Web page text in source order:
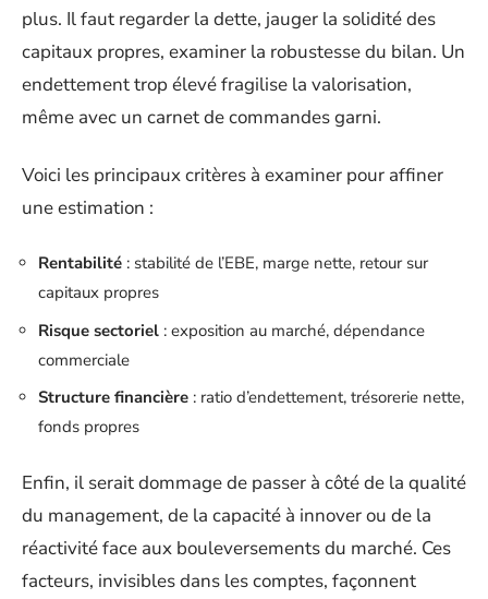
plus. Il faut regarder la dette, jauger la solidité des
capitaux propres, examiner la robustesse du bilan. Un
endettement trop élevé fragilise la valorisation,
même avec un carnet de commandes garni.
Voici les principaux critères à examiner pour affiner
une estimation :
Rentabilité : stabilité de l’EBE, marge nette, retour sur
capitaux propres
Risque sectoriel : exposition au marché, dépendance
commerciale
Structure financière : ratio d’endettement, trésorerie nette,
fonds propres
Enfin, il serait dommage de passer à côté de la qualité
du management, de la capacité à innover ou de la
réactivité face aux bouleversements du marché. Ces
facteurs, invisibles dans les comptes, façonnent